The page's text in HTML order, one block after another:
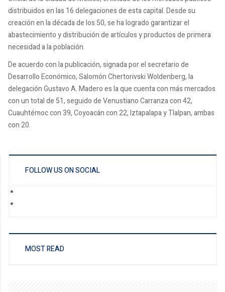
distribuidos en las 16 delegaciones de esta capital. Desde su
creación en la década de los 50, se ha logrado garantizar el
abastecimiento y distribución de artículos y productos de primera
necesidad a la población.
De acuerdo con la publicación, signada por el secretario de
Desarrollo Económico, Salomón Chertorivski Woldenberg, la
delegación Gustavo A. Madero es la que cuenta con más mercados
con un total de 51, seguido de Venustiano Carranza con 42,
Cuauhtémoc con 39, Coyoacán con 22, Iztapalapa y Tlalpan, ambas
con 20.
FOLLOW US ON SOCIAL
MOST READ